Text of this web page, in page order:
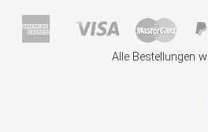
Alle Bestellungen